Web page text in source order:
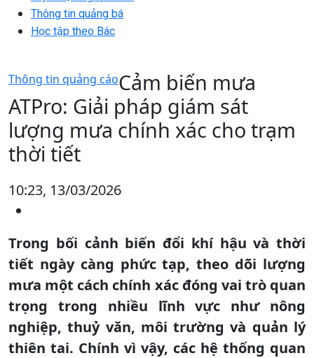
Thông tin quảng bá
Học tập theo Bác
Thông tin quảng cáoCảm biến mưa
ATPro: Giải pháp giám sát
lượng mưa chính xác cho trạm
thời tiết
10:23, 13/03/2026
Trong bối cảnh biến đổi khí hậu và thời
tiết ngày càng phức tạp, theo dõi lượng
mưa một cách chính xác đóng vai trò quan
trọng trong nhiều lĩnh vực như nông
nghiệp, thuỷ văn, môi trường và quản lý
thiên tai. Chính vì vậy, các hệ thống quan